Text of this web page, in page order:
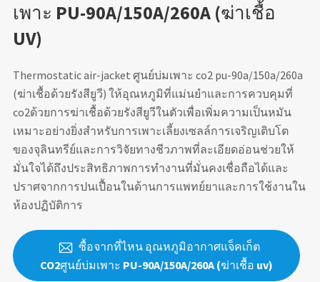
เพาะ PU-90A/150A/260A (ฆ่าเชื้อ
UV)
Thermostatic air-jacket ศูนย์บ่มเพาะ co2 pu-90a/150a/260a
(ฆ่าเชื้อด้วยรังสียูวี) ให้อุณหภูมิที่แม่นยำและการควบคุมที่
co2ด้วยการฆ่าเชื้อด้วยรังสียูวีในตัวเพื่อเพิ่มความเป็นหมัน
เหมาะอย่างยิ่งสำหรับการเพาะเลี้ยงเซลล์การเจริญเติบโต
ของจุลินทรีย์และการวิจัยทางชีวภาพที่ละเอียดอ่อนช่วยให้
มั่นใจได้ถึงประสิทธิภาพการทำงานที่มั่นคงเชื่อถือได้และ
ปราศจากการปนเปื้อนในด้านการแพทย์ยาและการใช้งานใน
ห้องปฏิบัติการ
 ซื้อจากที่ไหน อุณหภูมิอากาศแจ็คเก็ต
CO2ศูนย์บ่มเพาะ PU-90A/150A/260A (ฆ่าเชื้อ uv)